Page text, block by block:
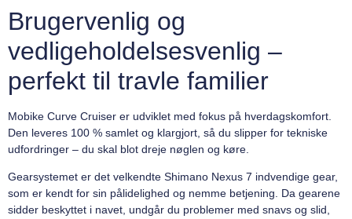
Brugervenlig og
vedligeholdelsesvenlig –
perfekt til travle familier
Mobike Curve Cruiser er udviklet med fokus på hverdagskomfort.
Den leveres 100 % samlet og klargjort, så du slipper for tekniske
udfordringer – du skal blot dreje nøglen og køre.
Gearsystemet er det velkendte Shimano Nexus 7 indvendige gear,
som er kendt for sin pålidelighed og nemme betjening. Da gearene
sidder beskyttet i navet, undgår du problemer med snavs og slid,